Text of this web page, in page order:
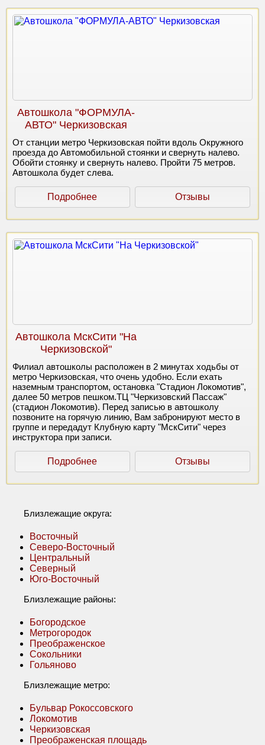
Автошкола "ФОРМУЛА-
АВТО" Черкизовская
От станции метро Черкизовская пойти вдоль Окружного
проезда до Автомобильной стоянки и свернуть налево.
Обойти стоянку и свернуть налево. Пройти 75 метров.
Автошкола будет слева.
Подробнее Отзывы
Автошкола МскСити "На
Черкизовской"
Филиал автошколы расположен в 2 минутах ходьбы от
метро Черкизовская, что очень удобно. Если ехать
наземным транспортом, остановка "Стадион Локомотив",
далее 50 метров пешком.ТЦ "Черкизовский Пассаж"
(стадион Локомотив). Перед записью в автошколу
позвоните на горячую линию, Вам забронируют место в
группе и передадут Клубную карту "МскСити" через
инструктора при записи.
Подробнее Отзывы
Близлежащие округа:
Восточный
Северо-Восточный
Центральный
Северный
Юго-Восточный
Близлежащие районы:
Богородское
Метрогородок
Преображенское
Сокольники
Гольяново
Близлежащие метро:
Бульвар Рокоссовского
Локомотив
Черкизовская
Преображенская площадь